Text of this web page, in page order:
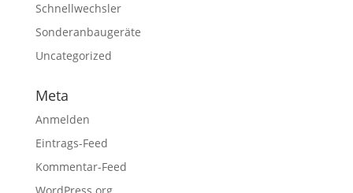
Schnellwechsler
Sonderanbaugeräte
Uncategorized
Meta
Anmelden
Eintrags-Feed
Kommentar-Feed